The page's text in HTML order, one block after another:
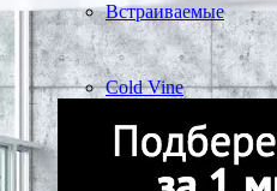
Встраиваемые
Cold Vine